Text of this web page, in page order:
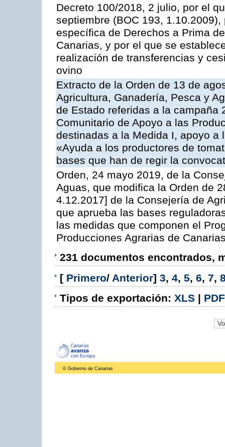
Decreto 100/2018, 2 julio, por el
septiembre (BOC 193,
específica de Derechos a Prima
Canarias, y por el que se
realización de transferencias y
ovino
Extracto de la Orden de 13 de
Agricultura, Ganadería, Pesca y
de Estado referidas a la campaña
Comunitario de Apoyo a las
destinadas a la Medida I, apoyo a
«Ayuda a los productores de
bases que han de regir la
Orden, 24 mayo 2019, de la
Aguas, que modifica la Orden de
4.12.2017] de la Consejería de
que aprueba las bases
las medidas que componen el
Producciones Agrarias de
231 documentos encontrados,
[ Primero/ Anterior] 3, 4, 5, 6, 7,
Tipos de exportación: XLS | PDF
© Gobierno de Canarias